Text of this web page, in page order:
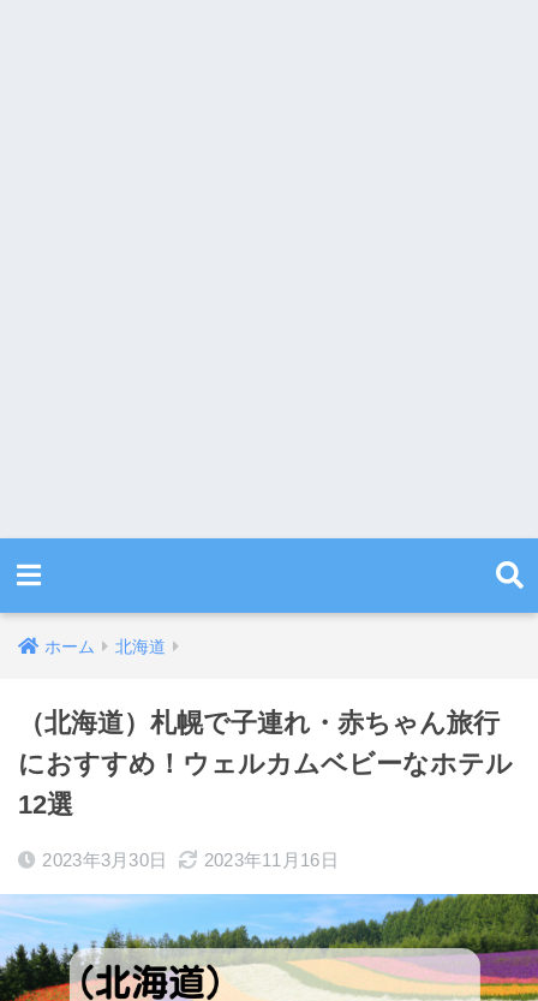
ホーム 北海道
（北海道）札幌で子連れ・赤ちゃん旅行
におすすめ！ウェルカムベビーなホテル
12選
2023年3月30日 2023年11月16日